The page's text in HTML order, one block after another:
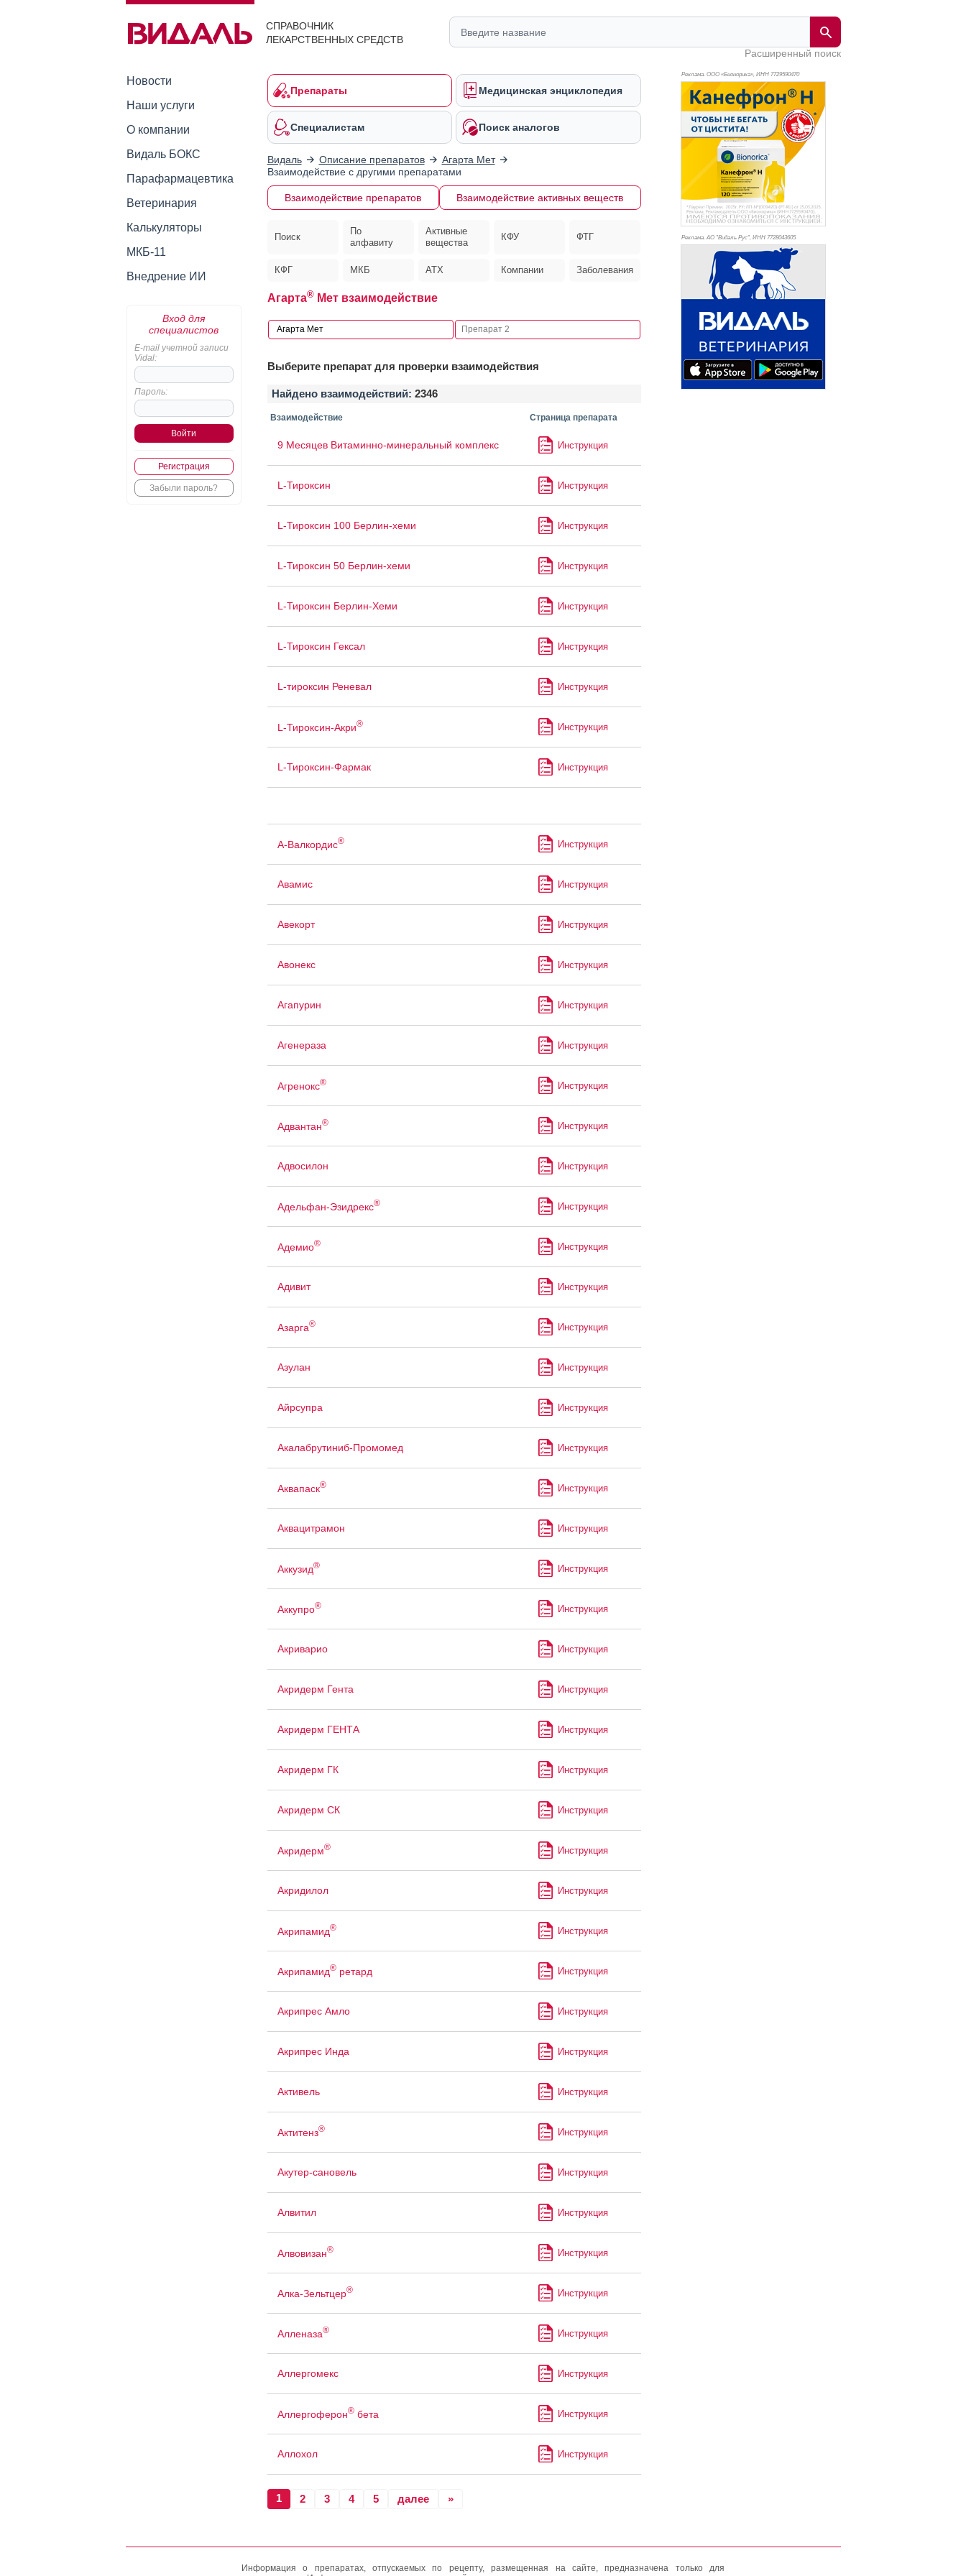
СПРАВОЧНИК
ЛЕКАРСТВЕННЫХ СРЕДСТВ
Расширенный поиск
Новости
Наши услуги
О компании
Видаль БОКС
Парафармацевтика
Ветеринария
Калькуляторы
МКБ-11
Внедрение ИИ
Вход для
специалистов
E-mail учетной записи
Vidal:
Пароль:
Регистрация
Забыли пароль?
Препараты Медицинская энциклопедия
Специалистам Поиск аналогов
Видаль Описание препаратов
Агарта Мет
Взаимодействие с другими препаратами
Взаимодействие препаратов Взаимодействие активных веществ
Поиск
По
алфавиту
Активные
вещества
КФУ ФТГ
КФГ МКБ АТХ Компании Заболевания
Агарта®Мет взаимодействие
Выберите препарат для проверки взаимодействия
Найдено взаимодействий: 2346
Взаимодействие Страница препарата
9 Месяцев Витаминно-минеральный комплекс Инструкция
L-Тироксин Инструкция
L-Тироксин 100 Берлин-хеми Инструкция
L-Тироксин 50 Берлин-хеми Инструкция
L-Тироксин Берлин-Хеми Инструкция
L-Тироксин Гексал Инструкция
L-тироксин Реневал Инструкция
L-Тироксин-Акри® Инструкция
L-Тироксин-Фармак Инструкция
А-Валкордис® Инструкция
Авамис Инструкция
Авекорт Инструкция
Авонекс Инструкция
Агапурин Инструкция
Агенераза Инструкция
Агренокс® Инструкция
Адвантан® Инструкция
Адвосилон Инструкция
Адельфан-Эзидрекс® Инструкция
Адемио® Инструкция
Адивит Инструкция
Азарга® Инструкция
Азулан Инструкция
Айрсупра Инструкция
Акалабрутиниб-Промомед Инструкция
Аквапаск® Инструкция
Аквацитрамон Инструкция
Аккузид® Инструкция
Аккупро® Инструкция
Акриварио Инструкция
Акридерм Гента Инструкция
Акридерм ГЕНТА Инструкция
Акридерм ГК Инструкция
Акридерм СК Инструкция
Акридерм® Инструкция
Акридилол Инструкция
Акрипамид® Инструкция
Акрипамид®ретард Инструкция
Акрипрес Амло Инструкция
Акрипрес Инда Инструкция
Активель Инструкция
Актитенз® Инструкция
Акутер-сановель Инструкция
Алвитил Инструкция
Алвовизан® Инструкция
Алка-Зельтцер® Инструкция
Алленаза® Инструкция
Аллергомекс Инструкция
Аллергоферон®бета Инструкция
Аллохол Инструкция
1 2 3 4 5 далее »
Реклама. ООО «Бионорика», ИНН 7729590470
Реклама. АО "Видаль Рус", ИНН 7728043605
Информация о препаратах, отпускаемых по рецепту, размещенная на сайте, предназначена только для